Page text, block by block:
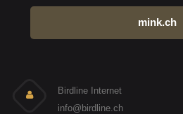
mink.ch
Birdline Internet
info@birdline.ch